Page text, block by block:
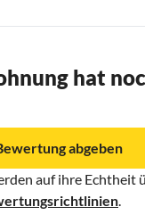
hat
auf ihre Echtheit
abgeben